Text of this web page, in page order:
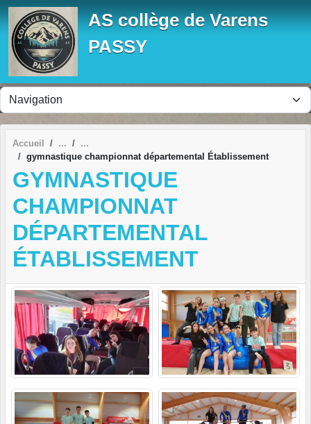
AS collège de Varens
PASSY
Accueil
gymnastique championnat départemental Établissement
GYMNASTIQUE
CHAMPIONNAT
DÉPARTEMENTAL
ÉTABLISSEMENT
Panneau de gestion des cookies